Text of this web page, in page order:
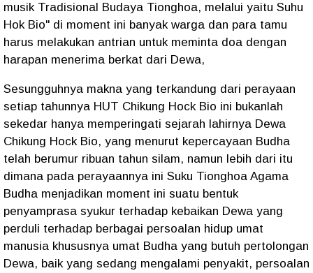
musik Tradisional Budaya Tionghoa, melalui yaitu Suhu
Hok Bio" di moment ini banyak warga dan para tamu
harus melakukan antrian untuk meminta doa dengan
harapan menerima berkat dari Dewa,
Sesungguhnya makna yang terkandung dari perayaan
setiap tahunnya HUT Chikung Hock Bio ini bukanlah
sekedar hanya memperingati sejarah lahirnya Dewa
Chikung Hock Bio, yang menurut kepercayaan Budha
telah berumur ribuan tahun silam, namun lebih dari itu
dimana pada perayaannya ini Suku Tionghoa Agama
Budha menjadikan moment ini suatu bentuk
penyamprasa syukur terhadap kebaikan Dewa yang
perduli terhadap berbagai persoalan hidup umat
manusia khususnya umat Budha yang butuh pertolongan
Dewa, baik yang sedang mengalami penyakit, persoalan